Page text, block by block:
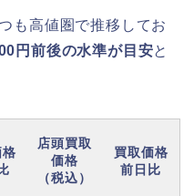
も高値圏で推移してお
円前後の水準が目安と
店頭買取
価格
（税込）
買取価格
前日比